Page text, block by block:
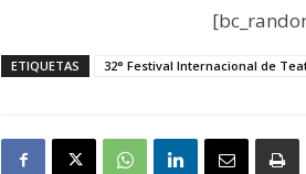
ETIQUETAS 32° Festival Internacional de